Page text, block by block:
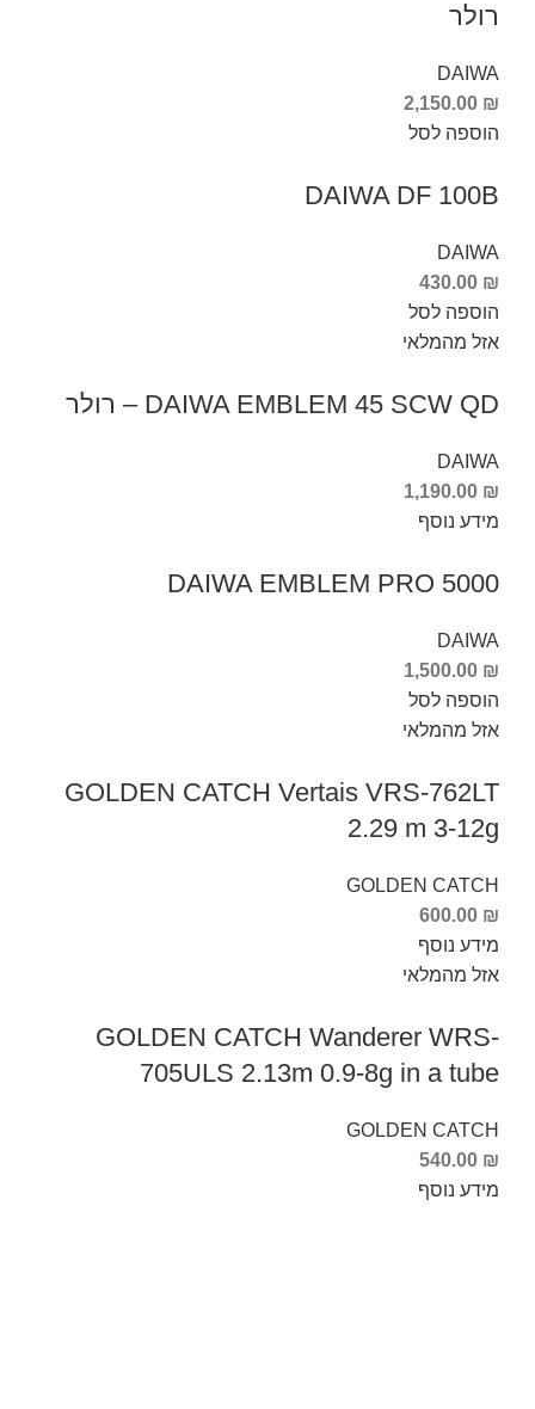
רולר
DAIWA
2,150.00 ₪
הוספה לסל
DAIWA DF 100B
DAIWA
430.00 ₪
הוספה לסל
אזל מהמלאי
DAIWA EMBLEM 45 SCW QD – רולר
DAIWA
1,190.00 ₪
מידע נוסף
DAIWA EMBLEM PRO 5000
DAIWA
1,500.00 ₪
הוספה לסל
אזל מהמלאי
GOLDEN CATCH Vertais VRS-762LT
2.29 m 3-12g
GOLDEN CATCH
600.00 ₪
מידע נוסף
אזל מהמלאי
GOLDEN CATCH Wanderer WRS-
705ULS 2.13m 0.9-8g in a tube
GOLDEN CATCH
540.00 ₪
מידע נוסף